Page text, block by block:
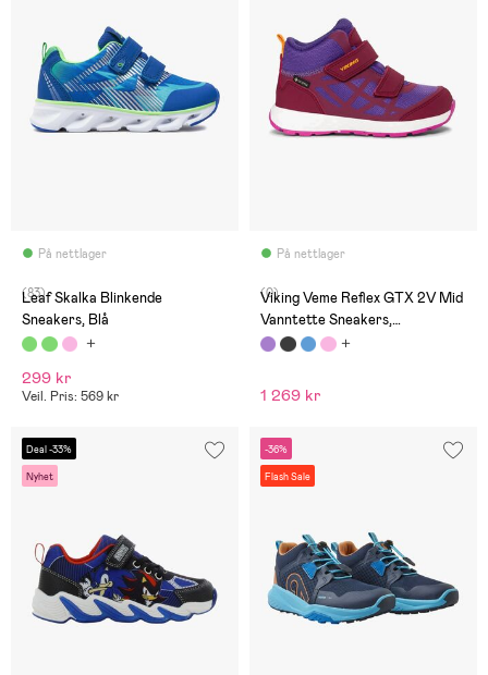
På nettlager
(83)
Leaf Skalka Blinkende
Sneakers, Blå
299 kr
Veil. Pris: 569 kr
På nettlager
(0)
Viking Veme Reflex GTX 2V Mid
Vanntette Sneakers,
Burgundy/Violet
1 269 kr
Deal -33%
Nyhet
-36%
Flash Sale